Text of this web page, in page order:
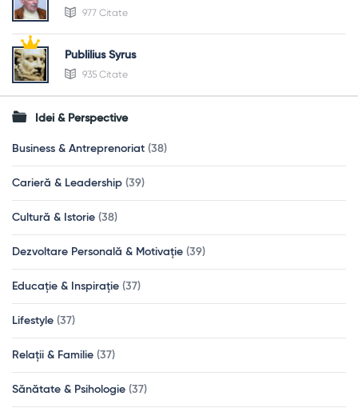
977 Citate
Publilius Syrus
935 Citate
Idei & Perspective
Business & Antreprenoriat (38)
Carieră & Leadership (39)
Cultură & Istorie (38)
Dezvoltare Personală & Motivație (39)
Educație & Inspirație (37)
Lifestyle (37)
Relații & Familie (37)
Sănătate & Psihologie (37)